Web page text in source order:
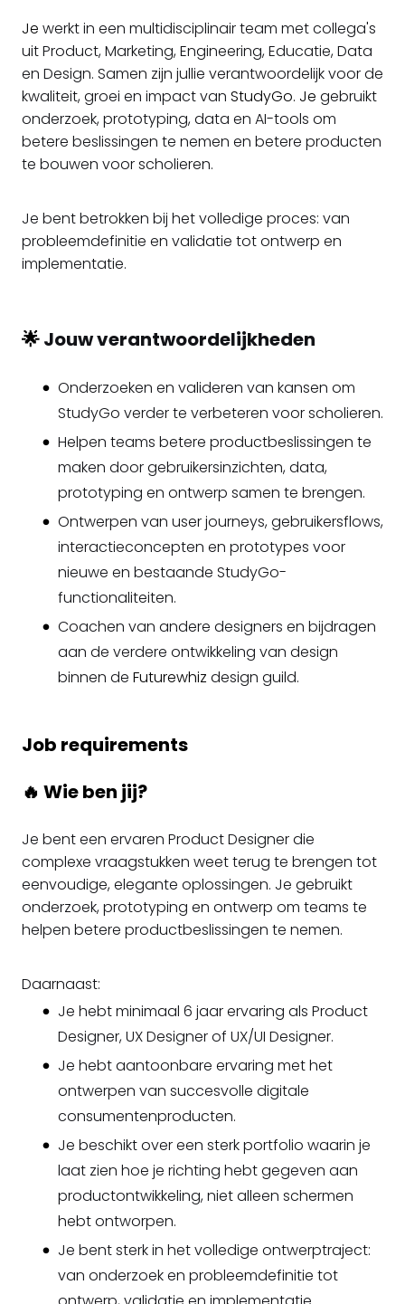
Je werkt in een multidisciplinair team met collega's
uit Product, Marketing, Engineering, Educatie, Data
en Design. Samen zijn jullie verantwoordelijk voor de
kwaliteit, groei en impact van StudyGo. Je gebruikt
onderzoek, prototyping, data en AI-tools om
betere beslissingen te nemen en betere producten
te bouwen voor scholieren.
Je bent betrokken bij het volledige proces: van
probleemdefinitie en validatie tot ontwerp en
implementatie.
🌟Jouw verantwoordelijkheden
Onderzoeken en valideren van kansen om
StudyGo verder te verbeteren voor scholieren.
Helpen teams betere productbeslissingen te
maken door gebruikersinzichten, data,
prototyping en ontwerp samen te brengen.
Ontwerpen van user journeys, gebruikersflows,
interactieconcepten en prototypes voor
nieuwe en bestaande StudyGo-
functionaliteiten.
Coachen van andere designers en bijdragen
aan de verdere ontwikkeling van design
binnen de Futurewhiz design guild.
Job requirements
🔥 Wie ben jij?
Je bent een ervaren Product Designer die
complexe vraagstukken weet terug te brengen tot
eenvoudige, elegante oplossingen. Je gebruikt
onderzoek, prototyping en ontwerp om teams te
helpen betere productbeslissingen te nemen.
Daarnaast:
Je hebt minimaal 6 jaar ervaring als Product
Designer, UX Designer of UX/UI Designer.
Je hebt aantoonbare ervaring met het
ontwerpen van succesvolle digitale
consumentenproducten.
Je beschikt over een sterk portfolio waarin je
laat zien hoe je richting hebt gegeven aan
productontwikkeling, niet alleen schermen
hebt ontworpen.
Je bent sterk in het volledige ontwerptraject:
van onderzoek en probleemdefinitie tot